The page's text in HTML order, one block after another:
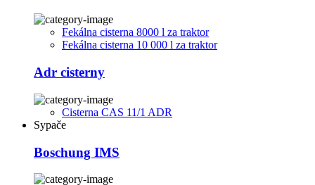
Fekálna cisterna 8000 l za traktor
Fekálna cisterna 10 000 l za traktor
Adr cisterny
Cisterna CAS 11/1 ADR
Sypače
Boschung IMS